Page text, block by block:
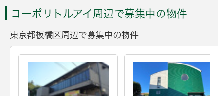
コーポリトルアイ周辺で募集中の物件
東京都板橋区周辺で募集中の物件